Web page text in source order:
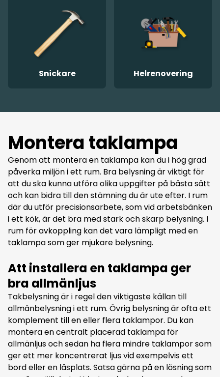
Snickare Helrenovering
Montera taklampa
Genom att montera en taklampa kan du i hög grad
påverka miljön i ett rum. Bra belysning är viktigt för
att du ska kunna utföra olika uppgifter på bästa sätt
och kan bidra till den stämning du är ute efter. I rum
där du utför precisionsarbete, som vid arbetsbänken
i ett kök, är det bra med stark och skarp belysning. I
rum för avkoppling kan det vara lämpligt med en
taklampa som ger mjukare belysning.
Att installera en taklampa ger
bra allmänljus
Takbelysning är i regel den viktigaste källan till
allmänbelysning i ett rum. Övrig belysning är ofta ett
komplement till en eller flera taklampor. Du kan
montera en centralt placerad taklampa för
allmänljus och sedan ha flera mindre taklampor som
ger ett mer koncentrerat ljus vid exempelvis ett
bord eller en läsplats. Satsa gärna på en lösning som